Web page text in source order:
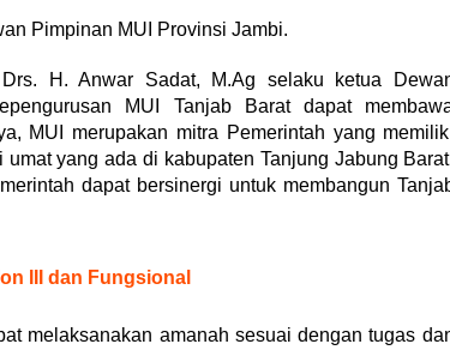
Pimpinan MUI Provinsi Jambi.
H. Anwar Sadat, M.Ag selaku ketua
MUI Tanjab Barat dapat
MUI merupakan mitra Pemerintah yang
yang ada di kabupaten Tanjung Jabung
dapat bersinergi untuk membangun
III dan Fungsional
melaksanakan amanah sesuai dengan tugas